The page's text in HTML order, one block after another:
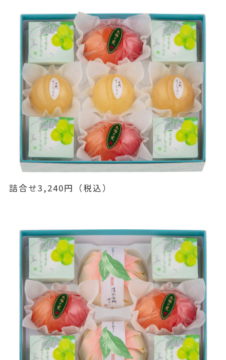
詰合せ3,240円（税込）